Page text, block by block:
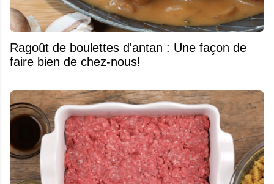
Ragoût de boulettes d'antan : Une façon de
faire bien de chez-nous!